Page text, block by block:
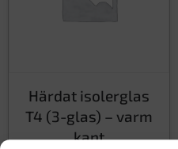
Härdat isolerglas
T4 (3-glas) – varm
kant